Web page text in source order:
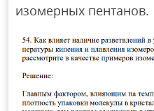
изомерных пентанов.